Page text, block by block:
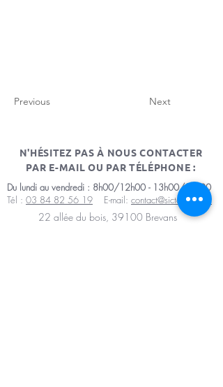
Previous Next
N'HÉSITEZ PAS À NOUS CONTACTER
PAR E-MAIL OU PAR TÉLÉPHONE :
Du lundi au vendredi : 8h00/12h00 - 13h00/17h00
Tél : 03 84 82 56 19 E-mail: contact@sictomdole.fr
22 allée du bois, 39100 Brevans